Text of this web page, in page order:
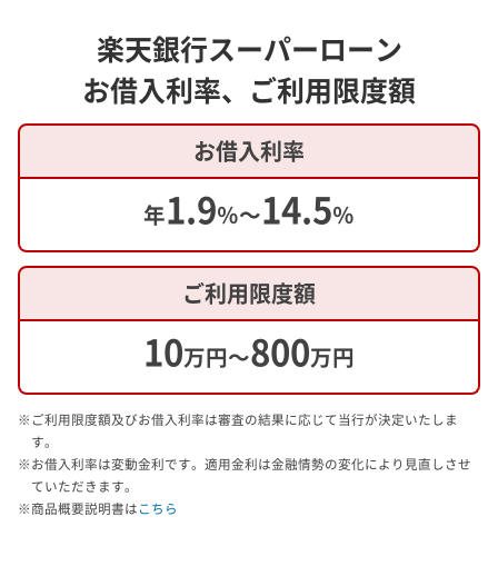
楽天銀行スーパーローン
お借入利率、ご利用限度額
お借入利率
年1.9％～14.5％
ご利用限度額
10万円～800万円
※ご利用限度額及びお借入利率は審査の結果に応じて当行が決定いたしま
す。
※お借入利率は変動金利です。適用金利は金融情勢の変化により見直しさせ
ていただきます。
※商品概要説明書はこちら